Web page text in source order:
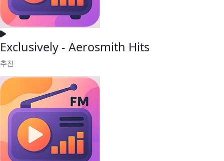
Exclusively - Aerosmith Hits
추천